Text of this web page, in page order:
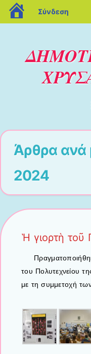
Άρθρα ανά
2024
Ἡ γιορτὴ τοῦ
του Πολυτεχνείου
με τη συμμετοχή
blogs.sch.gr
Σύνδεση